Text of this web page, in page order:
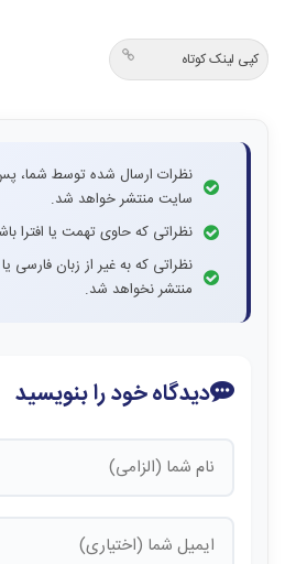
کپی لینک کوتاه
نظرات ارسال شده توسط شما،
سایت منتشر خواهد شد.
نظراتی که حاوی تهمت یا افترا
نظراتی که به غیر از زبان فارسی
منتشر نخواهد شد.
دیدگاه خود را بنویسید